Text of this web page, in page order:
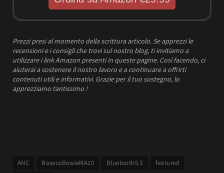
Prezzi presi al momento della scrittura articolo. Se apprezzi le
recensioni e i consigli che trovi sul nostro blog, ti invitiamo a
utilizzare i link Amazon presenti in queste pagine. Così facendo, ci
aiuterai a sostenere il nostro lavoro e a continuare a offrirti
contenuti utili e informativi. Grazie per il tuo sostegno, lo
apprezziamo tantissimo !
ANC BaseusBowieMA10 Bluetooth5.3
featured